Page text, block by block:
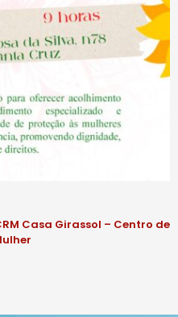
Casa Girassol – Centro de